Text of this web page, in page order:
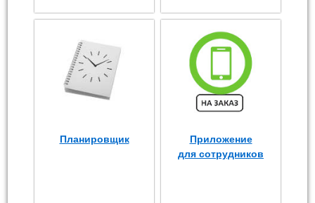
Планировщик
Приложение
для сотрудников